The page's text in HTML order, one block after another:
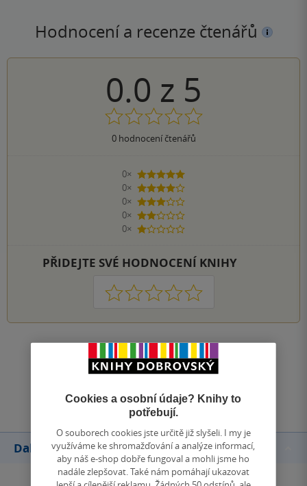
Hodnocení a recenze čtenářů
0.0 z 5
0hodnocení čtenářů
0×
5 hvězdiček
0×
4 hvězdičky
0×
3 hvězdičky
0×
2 hvězdičky
0×
1 hvezdička
PŘIDEJTE SVÉ HODNOCENÍ KNIHY
1 2 3 4 5
Další knihy autora
Cookies a osobní údaje? Knihy to
potřebují.
O souborech cookies jste určitě již slyšeli. I my je
využíváme ke shromažďování a analýze informací,
aby náš e-shop dobře fungoval a mohli jsme ho
nadále zlepšovat. Také nám pomáhají ukazovat